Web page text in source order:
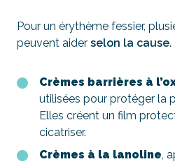
Pour un érythème fessier,
peuvent aider selon la cause.
Crèmes barrières à
utilisées pour protéger la
Elles créent un film
cicatriser.
Crèmes à la lanoline,